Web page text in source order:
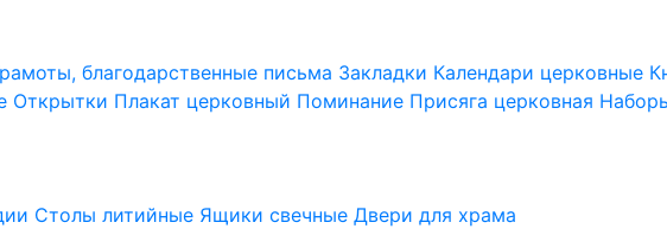
благодарственные письма Закладки Календари церковные
Открытки Плакат церковный Поминание Присяга церковная
Столы литийные Ящики свечныеДвери для храма